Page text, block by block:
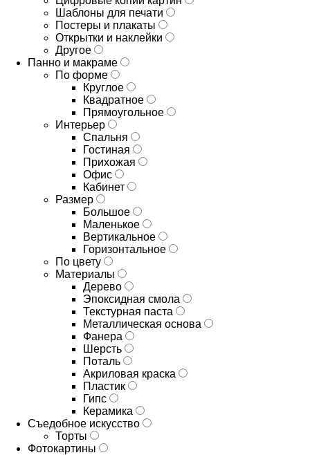
Шаблоны для печати
Постеры и плакаты
Открытки и наклейки
Другое
Панно и макраме
По форме
Круглое
Квадратное
Прямоугольное
Интерьер
Спальня
Гостиная
Прихожая
Офис
Кабинет
Размер
Большое
Маленькое
Вертикальное
Горизонтальное
По цвету
Материалы
Дерево
Эпоксидная смола
Текстурная паста
Металлическая основа
Фанера
Шерсть
Поталь
Акриловая краска
Пластик
Гипс
Керамика
Съедобное искусство
Торты
Фотокартины